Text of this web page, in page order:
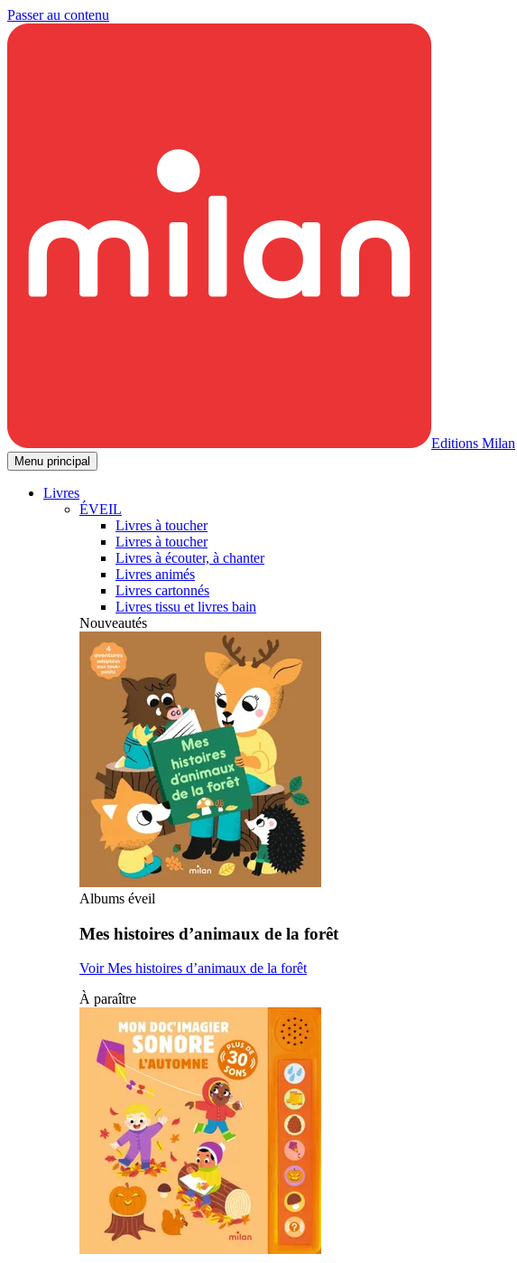
Passer au contenu
Editions Milan
Menu principal
Livres
ÉVEIL
Livres à toucher
Livres à toucher
Livres à écouter, à chanter
Livres animés
Livres cartonnés
Livres tissu et livres bain
Nouveautés
Albums éveil
Mes histoires d’animaux de la forêt
Voir Mes histoires d’animaux de la forêt
À paraître